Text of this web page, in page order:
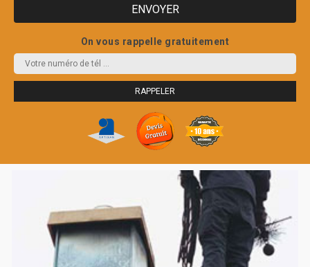
On vous rappelle gratuitement